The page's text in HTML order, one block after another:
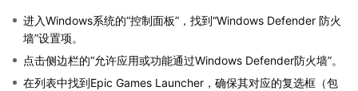
进入Windows系统的“控制面板”，找到“Windows Defender 防火
墙”设置项。
点击侧边栏的“允许应用或功能通过Windows Defender防火墙”。
在列表中找到Epic Games Launcher，确保其对应的复选框（包